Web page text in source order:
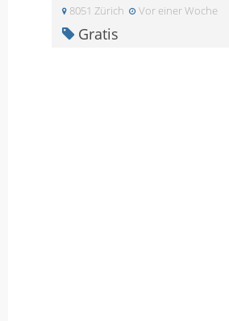
8051 Zürich Vor einer Woche
Gratis